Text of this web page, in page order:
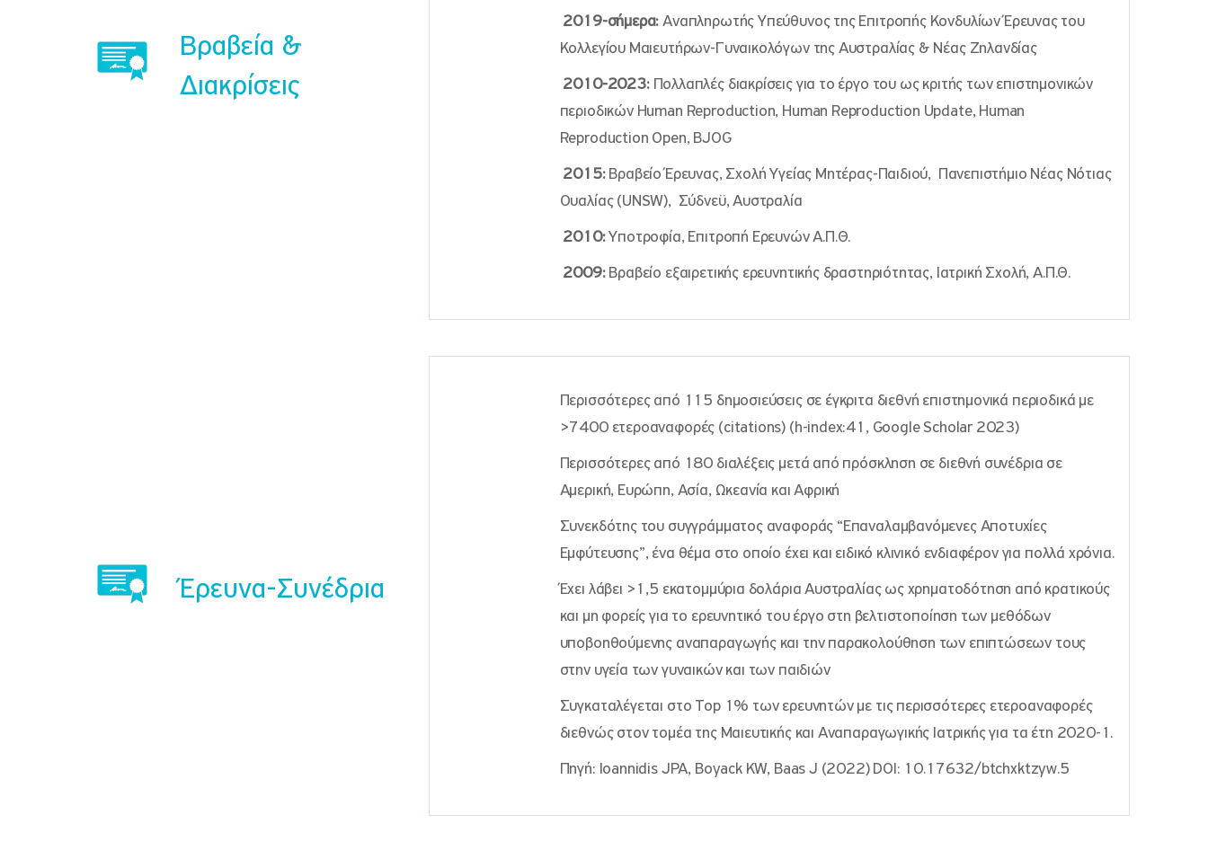
Βραβεία &
Διακρίσεις
2019-σήμερα: Αναπληρωτής Υπεύθυνος της Επιτροπής Κονδυλίων Έρευνας του
Κολλεγίου Μαιευτήρων-Γυναικολόγων της Αυστραλίας & Νέας Ζηλανδίας
2010-2023:Πολλαπλές διακρίσεις για το έργο του ως κριτής των επιστημονικών
περιοδικών Human Reproduction, Human Reproduction Update, Human
Reproduction Open, BJOG
2015:Βραβείο Έρευνας, Σχολή Υγείας Μητέρας-Παιδιού, Πανεπιστήμιο Νέας Νότιας
Ουαλίας (UNSW), Σύδνεϋ, Αυστραλία
2010:Υποτροφία, Επιτροπή Ερευνών Α.Π.Θ.
2009:Βραβείο εξαιρετικής ερευνητικής δραστηριότητας, Ιατρική Σχολή, Α.Π.Θ.
Έρευνα-Συνέδρια
Περισσότερες από 115 δημοσιεύσεις σε έγκριτα διεθνή επιστημονικά περιοδικά με
>7400 ετεροαναφορές (citations) (h-index:41, Google Scholar 2023)
Περισσότερες από 180 διαλέξεις μετά από πρόσκληση σε διεθνή συνέδρια σε
Αμερική, Ευρώπη, Ασία, Ωκεανία και Αφρική
Συνεκδότης του συγγράμματος αναφοράς “Επαναλαμβανόμενες Αποτυχίες
Εμφύτευσης”, ένα θέμα στο οποίο έχει και ειδικό κλινικό ενδιαφέρον για πολλά χρόνια.
Έχει λάβει >1,5 εκατομμύρια δολάρια Αυστραλίας ως χρηματοδότηση από κρατικούς
και μη φορείς για το ερευνητικό του έργο στη βελτιστοποίηση των μεθόδων
υποβοηθούμενης αναπαραγωγής και την παρακολούθηση των επιπτώσεων τους
στην υγεία των γυναικών και των παιδιών
Συγκαταλέγεται στο Top 1% των ερευνητών με τις περισσότερες ετεροαναφορές
διεθνώς στον τομέα της Μαιευτικής και Αναπαραγωγικής Ιατρικής για τα έτη 2020-1.
Πηγή: Ioannidis JPA, Boyack KW, Baas J (2022) DOI: 10.17632/btchxktzyw.5